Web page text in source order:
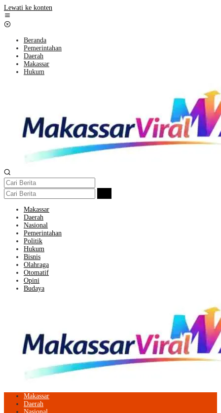
Lewati ke konten
Beranda
Pemerintahan
Daerah
Makassar
Hukum
Makassar
Daerah
Nasional
Pemerintahan
Politik
Hukum
Bisnis
Olahraga
Otomatif
Opini
Budaya
Makassar
Daerah